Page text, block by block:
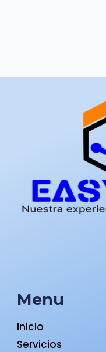
Menu
Inicio
Servicios